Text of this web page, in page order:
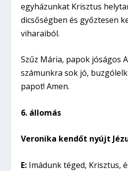
egyházunkat Krisztus
dicsőségben és győztesen
viharaiból.
Szűz Mária, papok jóságos
számunkra sok jó,
papot! Amen.
6. állomás
Veronika kendőt nyújt
E: Imádunk téged, Krisztus,